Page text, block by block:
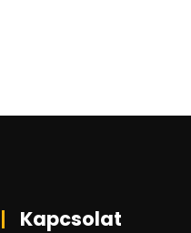
Kapcsolat